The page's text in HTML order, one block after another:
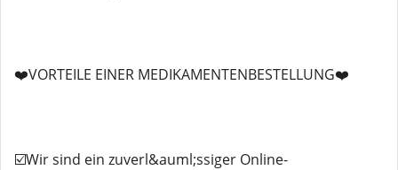
❤️VORTEILE EINER MEDIKAMENTENBESTELLUNG❤️
☑️Wir sind ein zuverl&auml;ssiger Online-